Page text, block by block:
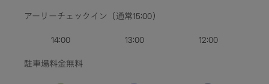
アーリーチェックイン（通常15:00）
14:00
13:00
12:00
駐車場料金無料